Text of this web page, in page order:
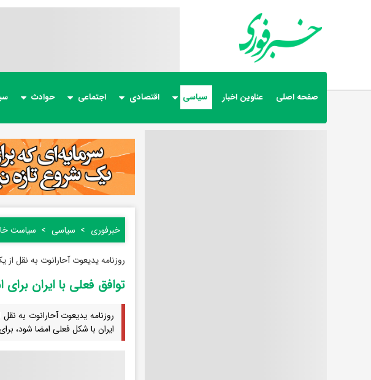
صفحه اصلی عناوین اخبار سیاسی اقتصادی اجتماعی حوادث
خبرفوری سیاسی سیاست
روزنامه یدیعوت آحارانوت به نقل از
توافق فعلی با ایران
روزنامه یدیعوت آحارانوت به
ایران با شکل فعلی امضا شود،